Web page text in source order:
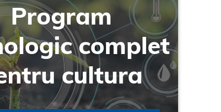
Program
complet
cultura